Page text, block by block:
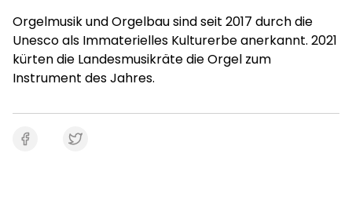
Orgelmusik und Orgelbau sind seit 2017 durch die
Unesco als Immaterielles Kulturerbe anerkannt. 2021
kürten die Landesmusikräte die Orgel zum
Instrument des Jahres.